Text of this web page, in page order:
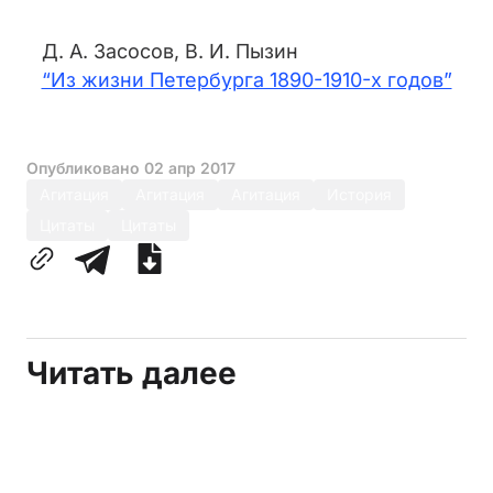
Д. А. Засосов, В. И. Пызин
“Из жизни Петербурга 1890-1910-х годов”
Опубликовано 02 апр 2017
Читать далее